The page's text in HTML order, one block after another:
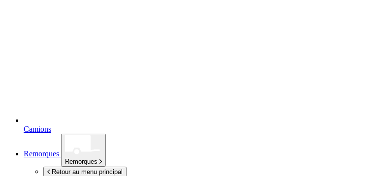
Camions
Remorques
Remorques
Retour au menu principal